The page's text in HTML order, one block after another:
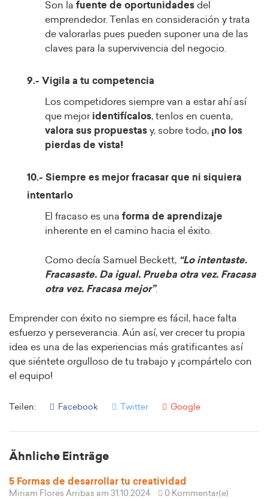
Son la fuente de oportunidades del
emprendedor. Tenlas en consideración y trata
de valorarlas pues pueden suponer una de las
claves para la supervivencia del negocio.
9.- Vigila a tu competencia
Los competidores siempre van a estar ahí así
que mejor identifícalos, tenlos en cuenta,
valora sus propuestas y, sobre todo, ¡no los
pierdas de vista!
10.- Siempre es mejor fracasar que ni siquiera
intentarlo
El fracaso es una forma de aprendizaje
inherente en el camino hacia el éxito.
Como decía Samuel Beckett, “Lo intentaste.
Fracasaste. Da igual. Prueba otra vez. Fracasa
otra vez. Fracasa mejor”.
Emprender con éxito no siempre es fácil, hace falta
esfuerzo y perseverancia. Aún así, ver crecer tu propia
idea es una de las experiencias más gratificantes así
que siéntete orgulloso de tu trabajo y ¡compártelo con
el equipo!
Teilen: Facebook Twitter Google
Ähnliche Einträge
5 Formas de desarrollar tu creatividad
Miriam Flores Arribas am 31.10.2024 0 Kommentar(e)